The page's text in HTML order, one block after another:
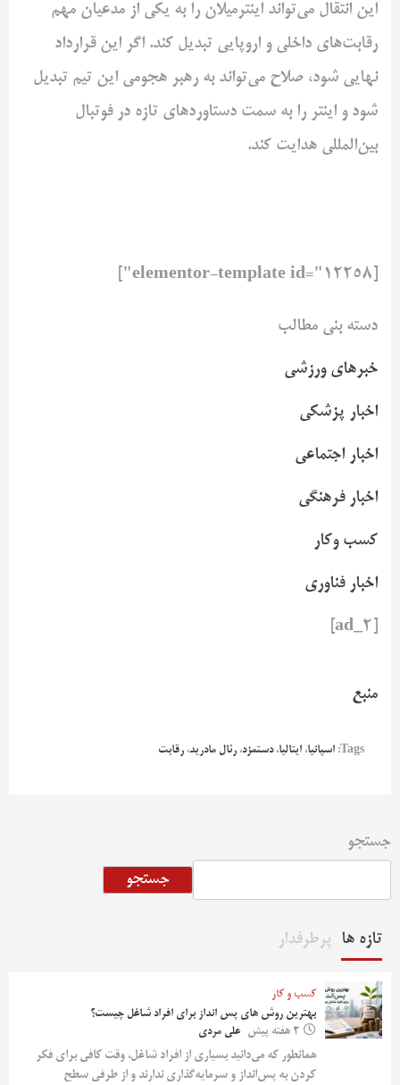
این انتقال می‌تواند اینترمیلان را به یکی از مدعیان مهم
رقابت‌های داخلی و اروپایی تبدیل کند. اگر این قرارداد
نهایی شود، صلاح می‌تواند به رهبر هجومی این تیم تبدیل
شود و اینتر را به سمت دستاوردهای تازه در فوتبال
بین‌المللی هدایت کند.
دسته بنی مطالب
خبرهای ورزشی
اخبار پزشکی
اخبار اجتماعی
اخبار فرهنگی
کسب وکار
اخبار فناوری
منبع
Tags: اسپانیا، ایتالیا،دستمزد، رئال مادرید، رقابت
جستجو
جستجو
تازه ها پرطرفدار
کسب و کار
بهترین روش‌ های پس‌ انداز برای افراد شاغل چیست؟
2 هفته پیش
علی مردی
همانطور که می‌دانید بسیاری از افراد شاغل، وقت کافی برای فکر
کردن به پس‌انداز و سرمایه‌گذاری ندارند و از طرفی سطح